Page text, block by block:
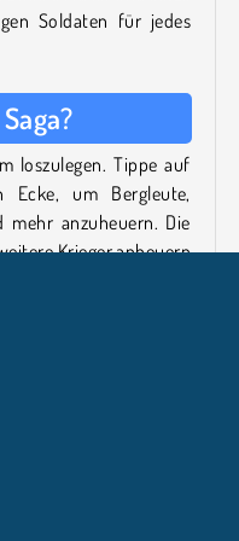
Soldaten für jedes
loszulegen. Tippe auf
um Bergleute,
mehr anzuheuern. Die
Krieger anheuern